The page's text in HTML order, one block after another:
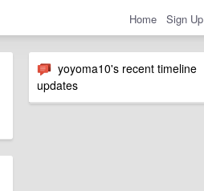
Home Sign Up
yoyoma10's recent timeline
updates